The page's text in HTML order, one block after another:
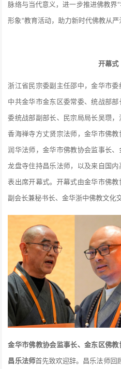
脉络与当代意义，进一步推进佛教界“
形象 ”教育活动，助力新时代佛教从严
开幕式
浙江省民宗委副主任邵中，金华市委
中共金华市金东区委常委、统战部
委统战部副部长、民宗局局长吴瓒
香海禅寺方丈贤宗法师，金华市佛
润华法师，金华市佛教协会监事长
龙盘寺住持昌乐法师，以及来自国
表出席开幕式。开幕式由金华市佛
副会长兼秘书长、金华浙中佛教文化
金华市佛教协会监事长、金东区佛
昌乐法师首先致欢迎辞。昌乐法师回